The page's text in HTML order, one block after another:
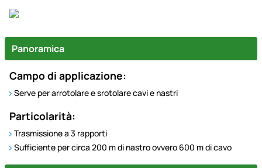
Panoramica
Campo di applicazione:
Serve per arrotolare e srotolare cavi e nastri
Particolarità:
Trasmissione a 3 rapporti
Sufficiente per circa 200 m di nastro ovvero 600 m di cavo